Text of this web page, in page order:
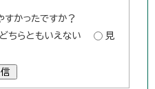
すかったですか？
どちらともいえない
見